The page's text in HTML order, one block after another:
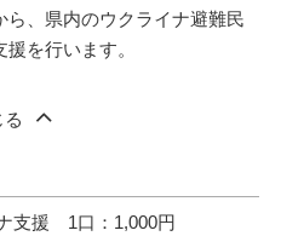
、県内のウクライナ避難民
を行います。
る
支援 1口：1,000円